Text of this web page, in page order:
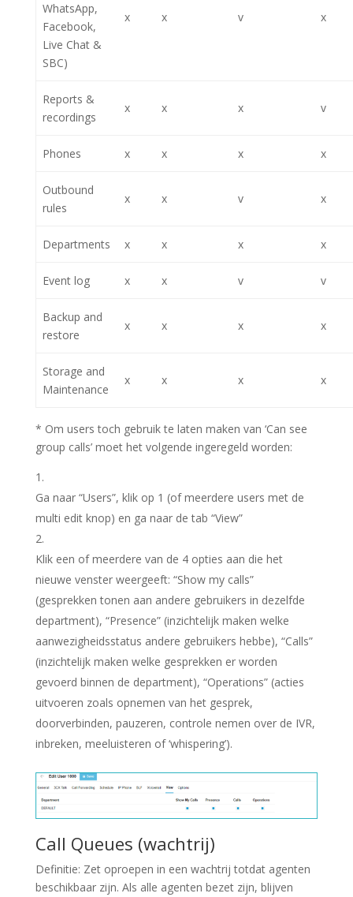
WhatsApp,
Facebook,
Live Chat &
SBC)
x x v x
Reports &
recordings
x x x v
Phones x x x x
Outbound
rules
x x v x
Departments x x x x
Event log x x v v
Backup and
restore
x x x x
Storage and
Maintenance
x x x x
* Om users toch gebruik te laten maken van ‘Can see
group calls’ moet het volgende ingeregeld worden:
Ga naar “Users”, klik op 1 (of meerdere users met de
multi edit knop) en ga naar de tab “View”
Klik een of meerdere van de 4 opties aan die het
nieuwe venster weergeeft: “Show my calls”
(gesprekken tonen aan andere gebruikers in dezelfde
department), “Presence” (inzichtelijk maken welke
aanwezigheidsstatus andere gebruikers hebbe), “Calls”
(inzichtelijk maken welke gesprekken er worden
gevoerd binnen de department), “Operations” (acties
uitvoeren zoals opnemen van het gesprek,
doorverbinden, pauzeren, controle nemen over de IVR,
inbreken, meeluisteren of ‘whispering’).
Call Queues (wachtrij)
Definitie: Zet oproepen in een wachtrij totdat agenten
beschikbaar zijn. Als alle agenten bezet zijn, blijven